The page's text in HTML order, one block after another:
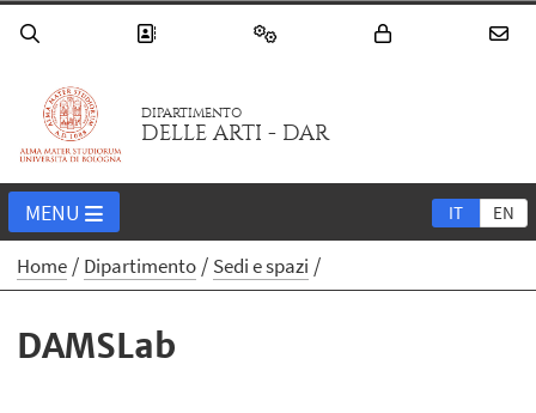
DIPARTIMENTO
DELLE ARTI - DAR
IT EN
MENU
Home Dipartimento Sedi e spazi
DAMSLab